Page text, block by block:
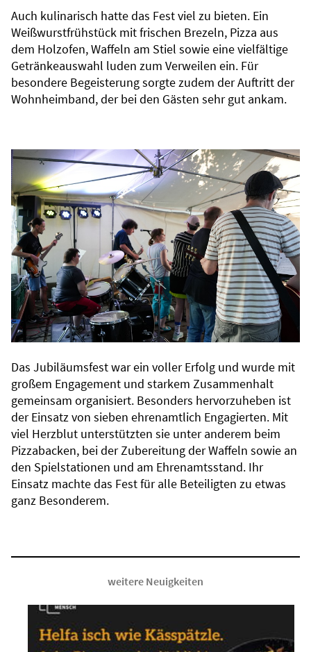
Auch kulinarisch hatte das Fest viel zu bieten. Ein
Weißwurstfrühstück mit frischen Brezeln, Pizza aus
dem Holzofen, Waffeln am Stiel sowie eine vielfältige
Getränkeauswahl luden zum Verweilen ein. Für
besondere Begeisterung sorgte zudem der Auftritt der
Wohnheimband, der bei den Gästen sehr gut ankam.
Das Jubiläumsfest war ein voller Erfolg und wurde mit
großem Engagement und starkem Zusammenhalt
gemeinsam organisiert. Besonders hervorzuheben ist
der Einsatz von sieben ehrenamtlich Engagierten. Mit
viel Herzblut unterstützten sie unter anderem beim
Pizzabacken, bei der Zubereitung der Waffeln sowie an
den Spielstationen und am Ehrenamtsstand. Ihr
Einsatz machte das Fest für alle Beteiligten zu etwas
ganz Besonderem.
weitere Neuigkeiten